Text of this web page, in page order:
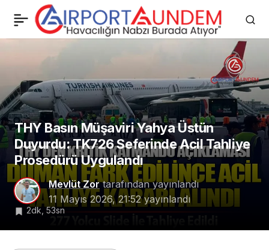
THY Basın Müşaviri Yahya Üstün
Duyurdu: TK726 Seferinde Acil Tahliye
Prosedürü Uygulandı
Mevlüt Zortarafından yayınlandı
11 Mayıs 2026, 21:52yayınlandı
2dk, 53sn
Türkiye Hava Trafiğinde
Avrupa’yı Geride Bıraktı:
Gelirler Yüzde 53 Arttı
0 Paylaş